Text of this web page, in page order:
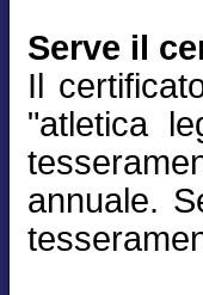
Serve il
Il
"atletica
annuale.